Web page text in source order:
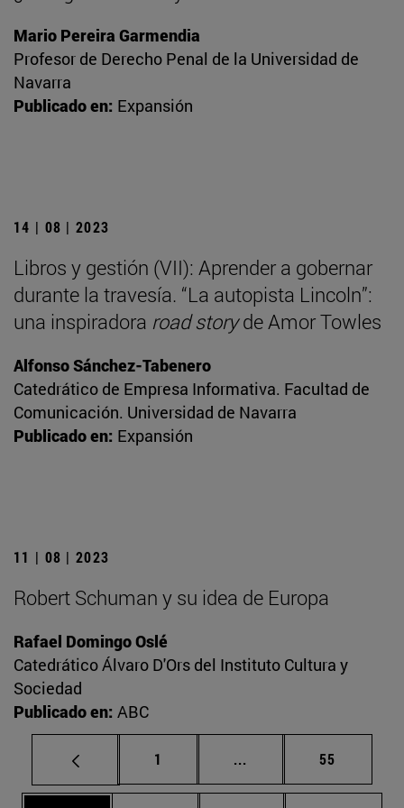
Mario Pereira Garmendia
Profesor de Derecho Penal de la Universidad de
Navarra
Publicado en: Expansión
14 | 08 | 2023
Libros y gestión (VII): Aprender a gobernar
durante la travesía. “La autopista Lincoln”:
una inspiradora road storyde Amor Towles
Alfonso Sánchez-Tabenero
Catedrático de Empresa Informativa. Facultad de
Comunicación. Universidad de Navarra
Publicado en: Expansión
11 | 08 | 2023
Robert Schuman y su idea de Europa
Rafael Domingo Oslé
Catedrático Álvaro D'Ors del Instituto Cultura y
Sociedad
Publicado en: ABC
Página
1 ... Páginas intermedias
Página
55